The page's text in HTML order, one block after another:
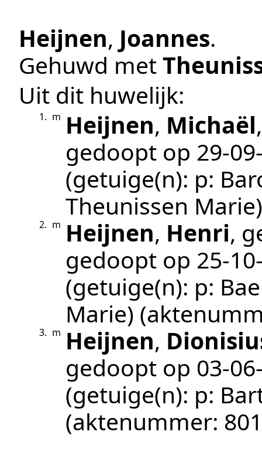
Heijnen, Joannes.
Gehuwd met
Uit dit huwelijk:
1. m Heijnen, Michaël
gedoopt op
(getuige(n): p:
Theunissen Marie)
2. m Heijnen, Henri,
gedoopt op
(getuige(n): p:
Marie)
3. m Heijnen,
gedoopt op
(getuige(n): p:
(aktenummer: